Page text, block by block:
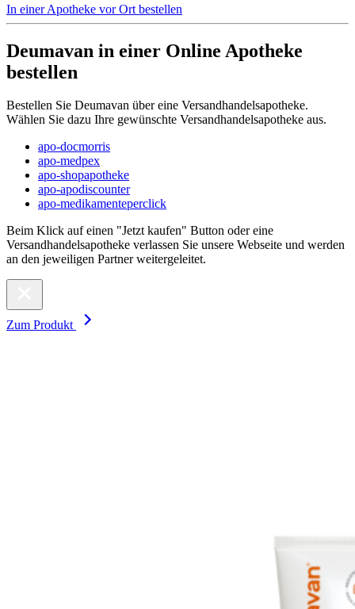
In einer Apotheke vor Ort bestellen
Deumavan in einer Online Apotheke
bestellen
Bestellen Sie Deumavan über eine Versandhandelsapotheke.
Wählen Sie dazu Ihre gewünschte Versandhandelsapotheke aus.
apo-docmorris
apo-medpex
apo-shopapotheke
apo-apodiscounter
apo-medikamenteperclick
Beim Klick auf einen "Jetzt kaufen" Button oder eine
Versandhandelsapotheke verlassen Sie unsere Webseite und werden
an den jeweiligen Partner weitergeleitet.
Zum Produkt